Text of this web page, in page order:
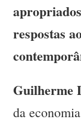
respostas
Guilherme
da